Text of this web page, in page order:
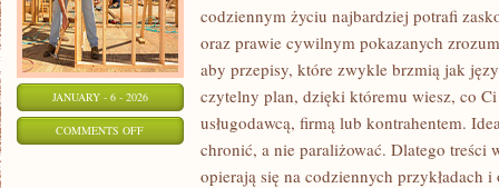
JANUARY - 6 - 2026
COMMENTS OFFON
NIERUCHOMOŚCI
codziennym życiu najbardziej potrafi
oraz prawie cywilnym pokazanych
aby przepisy, które zwykle brzmią jak
czytelny plan, dzięki któremu wiesz, co
usługodawcą, firmą lub kontrahentem.
chronić, a nie paraliżować. Dlatego treści
opierają się na codziennych przykładach